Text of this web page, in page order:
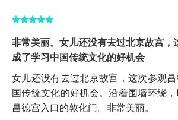
非常美丽。女儿还没有去过北京故宫，
成了学习中国传统文化的好机会
女儿还没有去过北京故宫，这次参观
国传统文化的好机会。沿着围墙环绕
昌德宫入口的敦化门。非常美丽。